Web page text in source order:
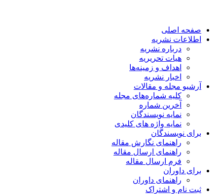
صفحه اصلی
اطلاعات نشریه
درباره نشریه
هیات تحریریه
اهداف و زمینه‌ها
اخبار نشریه
آرشیو مجله و مقالات
کلیه شماره‌های مجله
آخرین شماره
نمایه نویسندگان
نمایه واژه های کلیدی
برای نویسندگان
راهنمای نگارش مقاله
راهنمای ارسال مقاله
فرم ارسال مقاله
برای داوران
راهنمای داوران
ثبت نام و اشتراک